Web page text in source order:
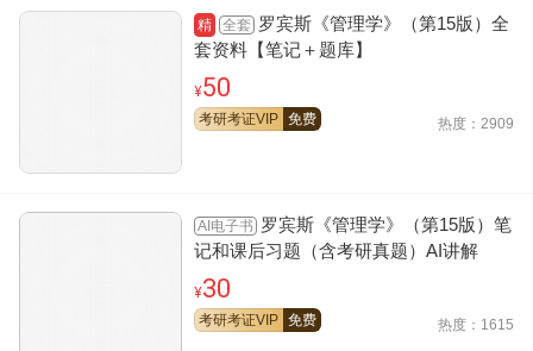
精 全套 罗宾斯《管理学》（第15版）全
套资料【笔记＋题库】
¥50
考研考证VIP 免费 热度：2909
AI电子书 罗宾斯《管理学》（第15版）笔
记和课后习题（含考研真题）AI讲解
¥30
考研考证VIP 免费 热度：1615